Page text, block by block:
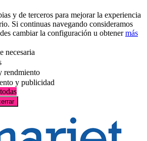
y de terceros para mejorar la experiencia
Si continuas navegando consideramos
cambiar la configuración u obtenermás
necesaria
rendmiento
y publicidad